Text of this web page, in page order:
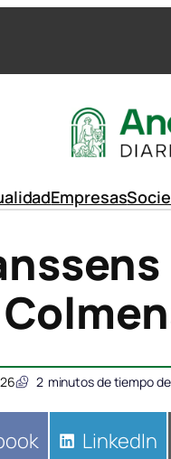
Empresas
2 minutos de tiempo
Compartir
LinkedIn